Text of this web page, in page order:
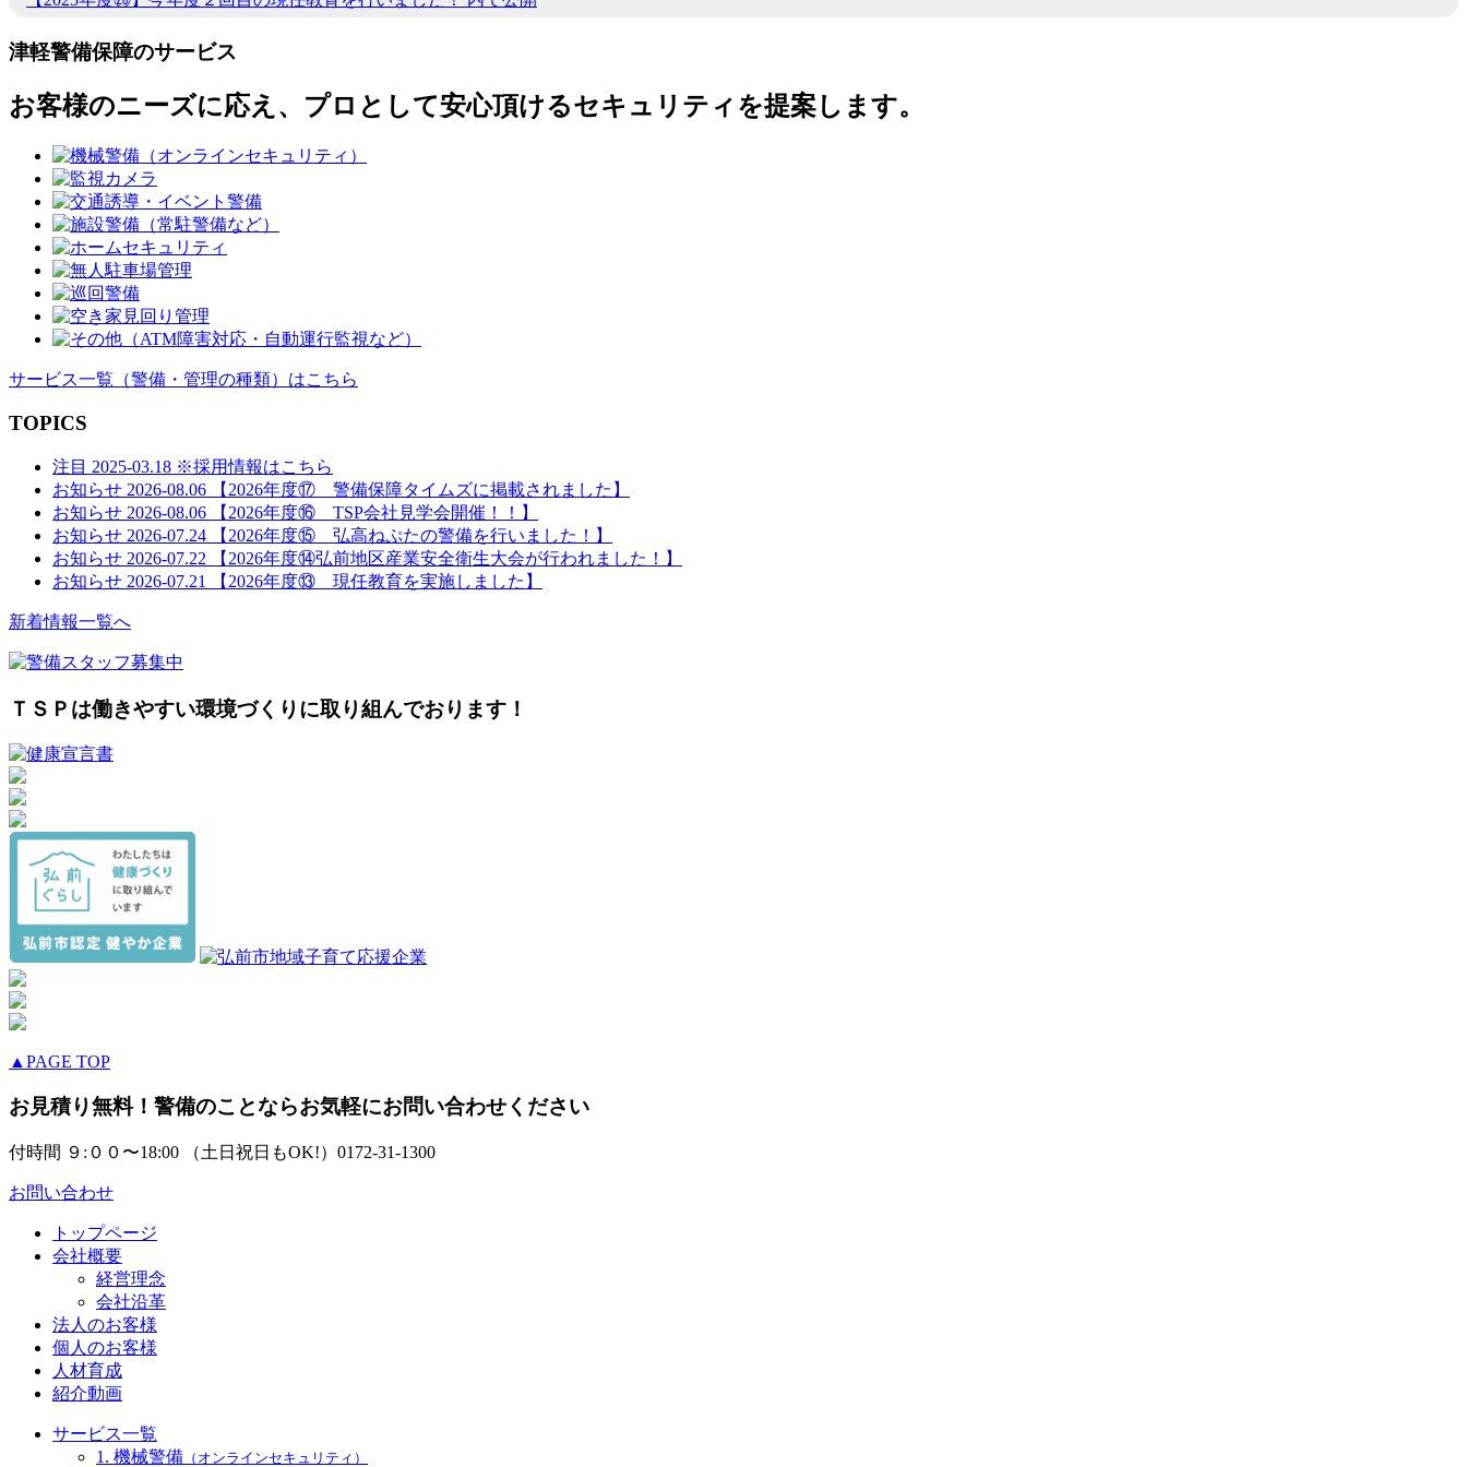
ズ
津軽警備保障のサービス
お客様のニーズに応え、プロとして安心頂けるセキュリティを提案します。
サービス一覧 （警備・管理の種類） はこちら
TOPICS
注目 2025-03.18 ※採用情報はこちら
お知らせ 2026-08.06
【2026年度⑰ 警備保障タイムズに掲載されました】
お知らせ 2026-08.06
【2026年度⑯ TSP会社見学会開催！！】
お知らせ 2026-07.24
【2026年度⑮ 弘高ねぷたの警備を行いました！】
お知らせ 2026-07.22
【2026年度⑭弘前地区産業安全衛生大会が行われました！】
お知らせ 2026-07.21 【2026年度⑬ 現任教育を実施しました】
新着情報一覧へ
ＴＳＰは働きやすい環境づくりに取り組んでおります！
▲PAGE TOP
お見積り無料！警備のことならお気軽にお問い合わせください
付時間 ９:００〜18:00 （土日祝日もOK!） 0172-31-1300
お問い合わせ
トップページ
会社概要
経営理念
会社沿革
法人のお客様
個人のお客様
人材育成
紹介動画
サービス一覧
1. 機械警備 （オンラインセキュリティ）